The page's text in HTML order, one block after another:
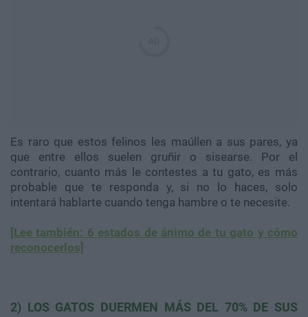
Es raro que estos felinos les maúllen a sus pares, ya
que entre ellos suelen gruñir o sisearse. Por el
contrario, cuanto más le contestes a tu gato, es más
probable que te responda y, si no lo haces, solo
intentará hablarte cuando tenga hambre o te necesite.
[Lee también: 6 estados de ánimo de tu gato y cómo
reconocerlos]
2) LOS GATOS DUERMEN MÁS DEL 70% DE SUS